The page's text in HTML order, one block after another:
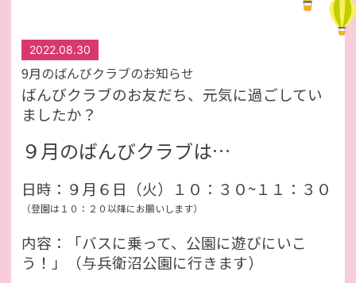
2022.08.30
9月のばんびクラブのお知らせ
ばんびクラブのお友だち、元気に過ごしてい
ましたか？
９月のばんびクラブは…
日時：９月６日（火）１０：３０~１１：３０
（登園は１０：２０以降にお願いします）
内容：「バスに乗って、公園に遊びにいこ
う！」（与兵衛沼公園に行きます）